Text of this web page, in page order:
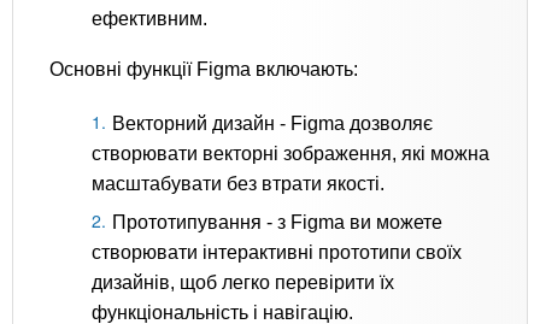
ефективним.
Основні функції Figma включають:
Векторний дизайн - Figma дозволяє
створювати векторні зображення, які можна
масштабувати без втрати якості.
Прототипування - з Figma ви можете
створювати інтерактивні прототипи своїх
дизайнів, щоб легко перевірити їх
функціональність і навігацію.